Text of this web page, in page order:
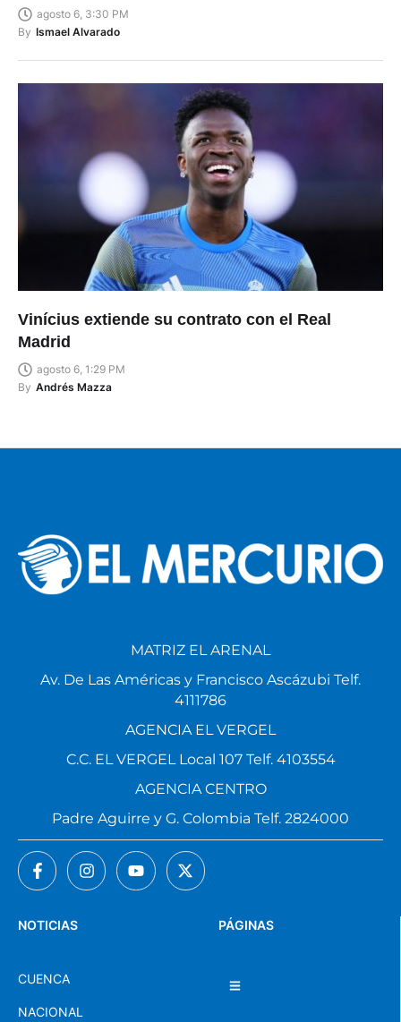
agosto 6, 3:30 PM
By Ismael Alvarado
Vinícius extiende su contrato con el Real
Madrid
agosto 6, 1:29 PM
By Andrés Mazza
PÁGINAS
NOTICIAS
CUENCA
NACIONAL
MATRIZ EL ARENAL
Av. De Las Américas y Francisco Ascázubi Telf.
4111786
AGENCIA EL VERGEL
C.C. EL VERGEL Local 107 Telf. 4103554
AGENCIA CENTRO
Padre Aguirre y G. Colombia Telf. 2824000